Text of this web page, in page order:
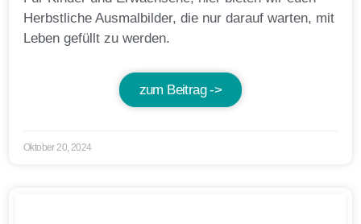
Herbstliche Ausmalbilder, die nur darauf warten, mit
Leben gefüllt zu werden.
zum Beitrag ->
Oktober 20, 2024